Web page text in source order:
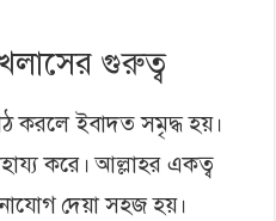
গুরুত্ব
করলে ইবাদত সমৃদ্ধ হয়।
করে। আল্লাহর একত্ব
দেয়া সহজ হয়।